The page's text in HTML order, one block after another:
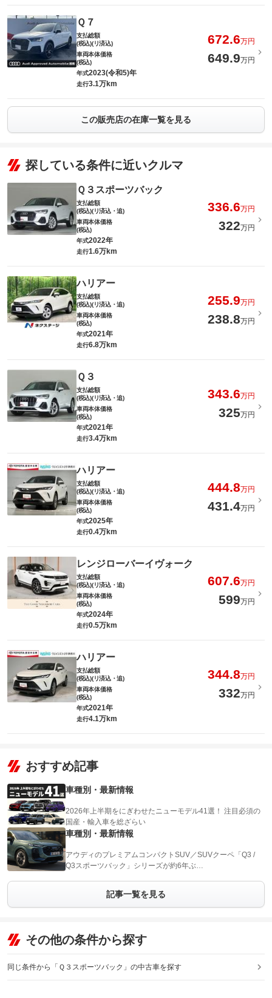
Ｑ７
支払総額
(税込)(リ済込)
672.6万円
車両本体価格
(税込)
649.9万円
年式2023(令和5)年
走行3.1万km
この販売店の在庫一覧を見る
探している条件に近いクルマ
Ｑ３スポーツバック
支払総額
(税込)(リ済込・追)
336.6万円
車両本体価格
(税込)
322万円
年式2022年
走行1.6万km
ハリアー
支払総額
(税込)(リ済込・追)
255.9万円
車両本体価格
(税込)
238.8万円
年式2021年
走行6.8万km
Ｑ３
支払総額
(税込)(リ済込・追)
343.6万円
車両本体価格
(税込)
325万円
年式2021年
走行3.4万km
ハリアー
支払総額
(税込)(リ済込・追)
444.8万円
車両本体価格
(税込)
431.4万円
年式2025年
走行0.4万km
レンジローバーイヴォーク
支払総額
(税込)(リ済込・追)
607.6万円
車両本体価格
(税込)
599万円
年式2024年
走行0.5万km
ハリアー
支払総額
(税込)(リ済込・追)
344.8万円
車両本体価格
(税込)
332万円
年式2021年
走行4.1万km
おすすめ記事
車種別・最新情報
2026年上半期をにぎわせたニューモデル41選！ 注目必須の
国産・輸入車を総ざらい
車種別・最新情報
アウディのプレミアムコンパクトSUV／SUVクーペ「Q3 /
Q3スポーツバック」シリーズが約6年ぶ…
記事一覧を見る
その他の条件から探す
同じ条件から「Ｑ３スポーツバック」の中古車を探す